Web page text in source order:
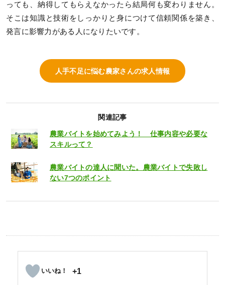
っても、納得してもらえなかったら結局何も変わりません。
そこは知識と技術をしっかりと身につけて信頼関係を築き、
発言に影響力がある人になりたいです。
人手不足に悩む農家さんの求人情報
関連記事
農業バイトを始めてみよう！ 仕事内容や必要な
スキルって？
農業バイトの達人に聞いた。農業バイトで失敗し
ない7つのポイント
+1